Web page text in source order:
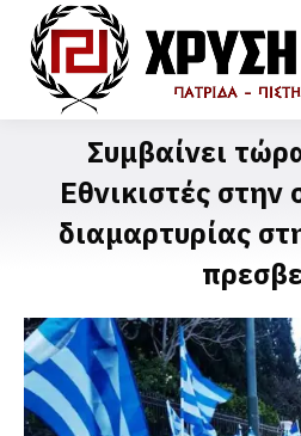
Συμβαίνει
Εθνικιστές
διαμαρτυρίας